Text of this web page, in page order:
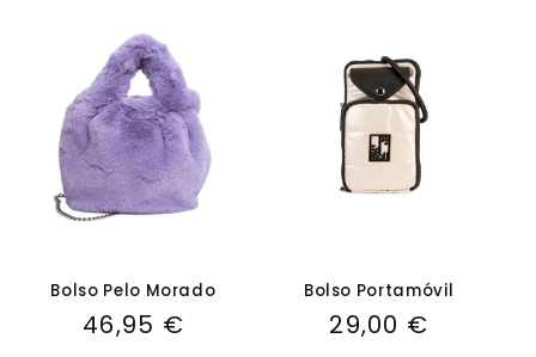
Bolso Pelo Morado
Precio
46,95 €
Bolso Portamóvil
Precio
29,00 €